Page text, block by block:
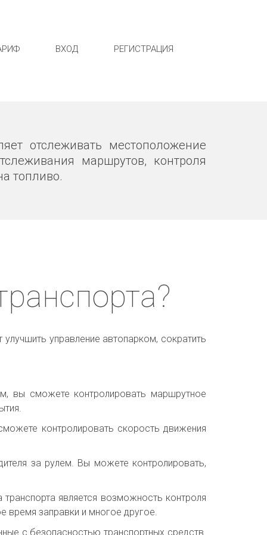
ВХОД РЕГИСТРАЦИЯ
отслеживать местоположение
маршрутов, контроля
топливо.
управление автопарком, сократить
вы сможете контролировать маршрутное
контролировать скорость движения
за рулем. Вы можете контролировать,
является возможность контроля
время заправки и многое другое.
с безопасностью транспортных средств.